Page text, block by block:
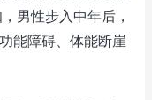
男性步入中年后，
能障碍、体能断崖